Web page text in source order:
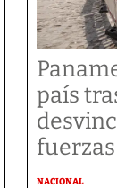
país
NACIONAL